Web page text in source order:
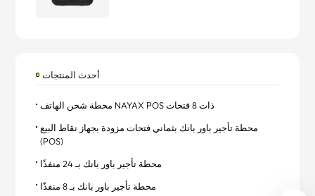
أحدث المنتجات
محطة شحن الهاتف NAYAX POS ذات 8 فتحات
محطة تأجير باور بانك بثماني فتحات مزودة بجهاز نقاط البيع
(POS)
محطة تأجير باور بانك بـ 24 منفذًا
محطة تأجير باور بانك بـ 8 منفذًا